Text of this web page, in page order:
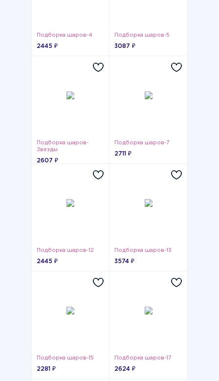
Подборка шаров-4
2445 ₽
Подборка шаров-5
3087 ₽
Подборка шаров-
Звезды
2607 ₽
Подборка шаров-7
2711 ₽
Подборка шаров-12
2445 ₽
Подборка шаров-13
3574 ₽
Подборка шаров-15
2281 ₽
Подборка шаров-17
2624 ₽